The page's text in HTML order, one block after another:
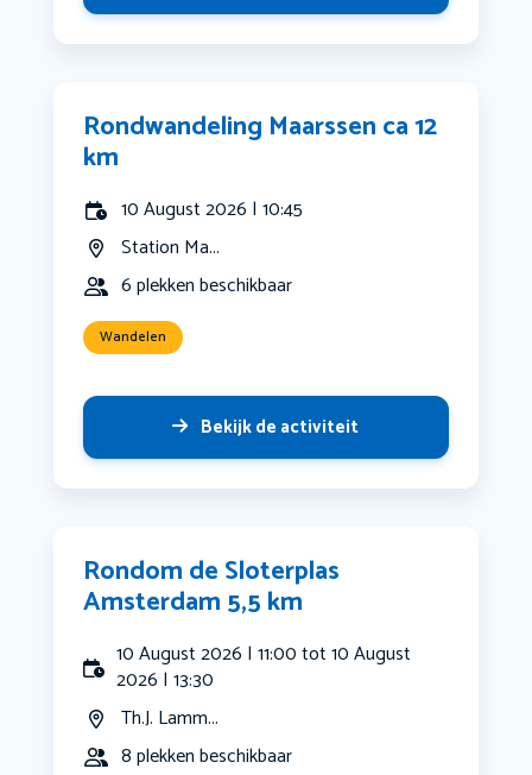
Rondwandeling Maarssen ca 12
km
10 August 2026 | 10:45
Station Ma...
6 plekken beschikbaar
Wandelen
Bekijk de activiteit
Rondom de Sloterplas
Amsterdam 5,5 km
10 August 2026 | 11:00 tot 10 August
2026 | 13:30
Th.J. Lamm...
8 plekken beschikbaar